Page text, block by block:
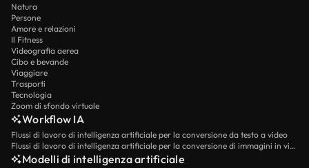
Natura
Persone
Amore e relazioni
Il Fitness
Videografia aerea
Cibo e bevande
Viaggiare
Trasporti
Tecnologia
Zoom di sfondo virtuale
Workflow IA
Flussi di lavoro di intelligenza artificiale per la conversione da testo a video
Flussi di lavoro di intelligenza artificiale per la conversione di immagini in video
Modelli di intelligenza artificiale